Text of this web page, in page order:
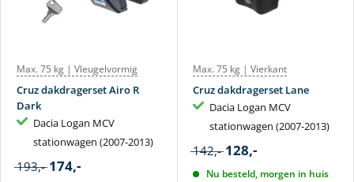
Max. 75 kg | Vleugelvormig
Cruz dakdragerset Airo R
Dark
Dacia Logan MCV
stationwagen (2007-2013)
193,- 174,-
Max. 75 kg | Vierkant
Cruz dakdragerset Lane
Dacia Logan MCV
stationwagen (2007-2013)
142,- 128,-
Nu besteld, morgen in huis